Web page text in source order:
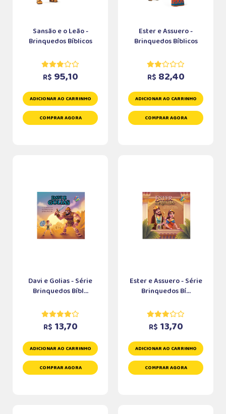
Sansão e o Leão -
Brinquedos Bíblicos
R$ 95,10
ADICIONAR AO CARRINHO
COMPRAR AGORA
Ester e Assuero -
Brinquedos Bíblicos
R$ 82,40
ADICIONAR AO CARRINHO
COMPRAR AGORA
Davi e Golias - Série
Brinquedos Bíbl...
R$ 13,70
ADICIONAR AO CARRINHO
COMPRAR AGORA
Ester e Assuero - Série
Brinquedos Bí...
R$ 13,70
ADICIONAR AO CARRINHO
COMPRAR AGORA